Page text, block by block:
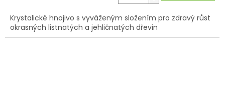
Krystalické hnojivo s vyváženým složením pro zdravý růst
okrasných listnatých a jehličnatých dřevin